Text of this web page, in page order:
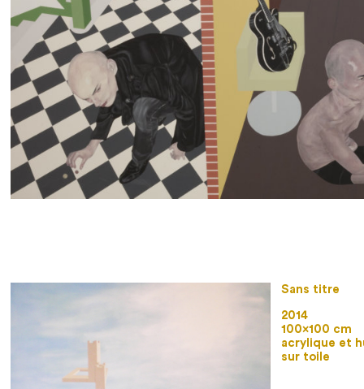
Sans titre
2014
100×100 cm
acrylique et
sur toile